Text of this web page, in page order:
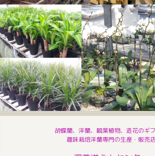
胡蝶蘭、洋蘭、観葉植物、造花のギフ
趣味栽培洋蘭専門の生産・販売